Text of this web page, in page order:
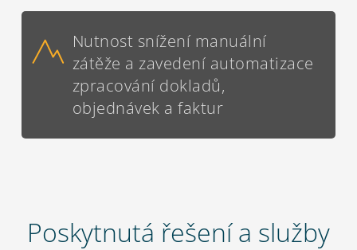
Nutnost snížení manuální
zátěže a zavedení automatizace
zpracování dokladů,
objednávek a faktur
Poskytnutá řešení a služby